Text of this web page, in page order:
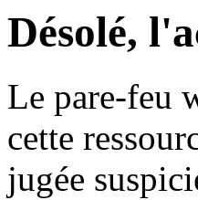
Désolé,
Le pare-feu
cette
jugée